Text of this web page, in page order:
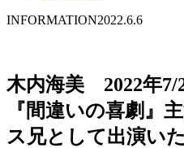
INFORMATION2022.6.6
木内海美 2022年7/
『間違いの喜劇』
ス兄として出演い